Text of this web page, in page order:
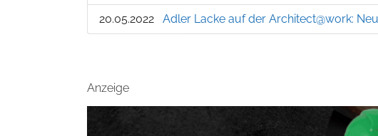
20.05.2022 Adler Lacke auf der Architect@work:
Anzeige